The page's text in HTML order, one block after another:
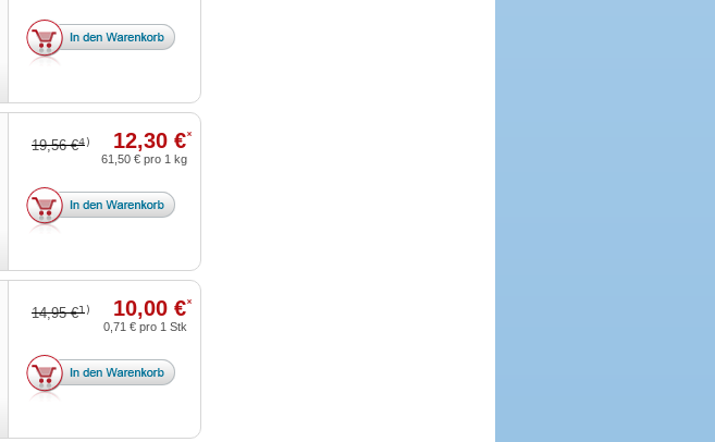
19,56 €4) 12,30 €*
61,50 € pro 1 kg
14,95 €1) 10,00 €*
0,71 € pro 1 Stk